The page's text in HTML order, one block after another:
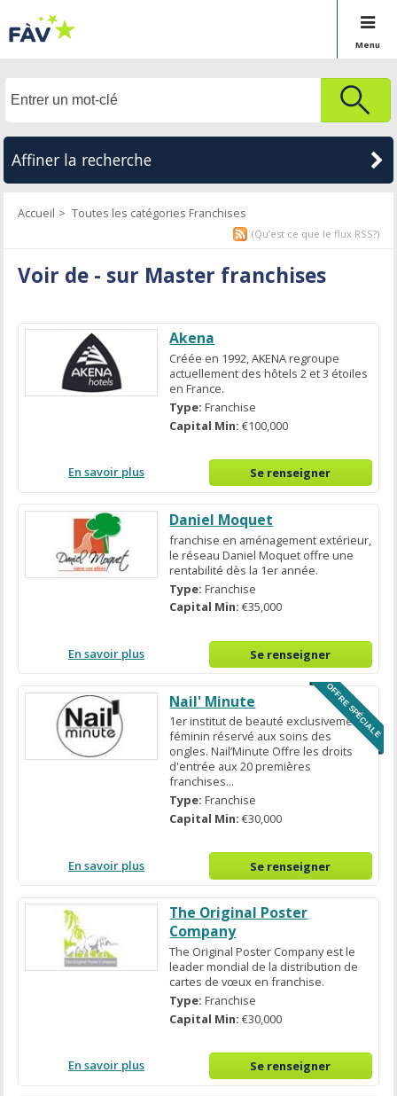
Menu
Affiner la recherche
Accueil Toutes les catégories Franchises
(Qu’est ce que le flux RSS?)
Voir de - sur Master franchises
Akena
Créée en 1992, AKENA regroupe
actuellement des hôtels 2 et 3 étoiles
en France.
Type:Franchise
Capital Min:€100,000
En savoir plus Se renseigner
Daniel Moquet
franchise en aménagement extérieur,
le réseau Daniel Moquet offre une
rentabilité dès la 1er année.
Type:Franchise
Capital Min:€35,000
En savoir plus Se renseigner
OFFRE SPÉCIALE
Nail' Minute
1er institut de beauté exclusivement
féminin réservé aux soins des
ongles. Nail’Minute Offre les droits
d'entrée aux 20 premières
franchises...
Type:Franchise
Capital Min:€30,000
En savoir plus Se renseigner
The Original Poster
Company
The Original Poster Company est le
leader mondial de la distribution de
cartes de vœux en franchise.
Type:Franchise
Capital Min:€30,000
En savoir plus Se renseigner